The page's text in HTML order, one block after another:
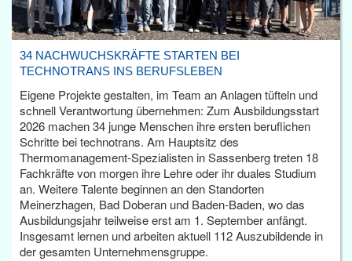
34 NACHWUCHSKRÄFTE STARTEN BEI
TECHNOTRANS INS BERUFSLEBEN
Eigene Projekte gestalten, im Team an Anlagen tüfteln und
schnell Verantwortung übernehmen: Zum Ausbildungsstart
2026 machen 34 junge Menschen ihre ersten beruflichen
Schritte bei technotrans. Am Hauptsitz des
Thermomanagement-Spezialisten in Sassenberg treten 18
Fachkräfte von morgen ihre Lehre oder ihr duales Studium
an. Weitere Talente beginnen an den Standorten
Meinerzhagen, Bad Doberan und Baden-Baden, wo das
Ausbildungsjahr teilweise erst am 1. September anfängt.
Insgesamt lernen und arbeiten aktuell 112 Auszubildende in
der gesamten Unternehmensgruppe.